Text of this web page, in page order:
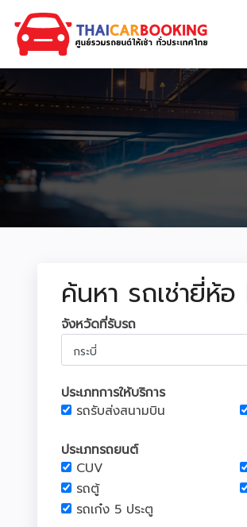
ค้นหา รถเช่ายี่ห้
จังหวัดที่รับรถ
ประเภทการให้บริการ
รถรับส่งสนามบิน
ประเภทรถยนต์
CUV
รถตู้
รถเก๋ง 5 ประตู